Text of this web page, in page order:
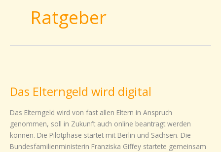
Ratgeber
Das Elterngeld wird digital
Das Elterngeld wird von fast allen Eltern in Anspruch
genommen, soll in Zukunft auch online beantragt werden
können. Die Pilotphase startet mit Berlin und Sachsen. Die
Bundesfamilienministerin Franziska Giffey startete gemeinsam
wird